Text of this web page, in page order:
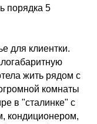
порядка 5
для клиентки.
жить рядом с
комнаты
в "сталинке" с
кондиционером,